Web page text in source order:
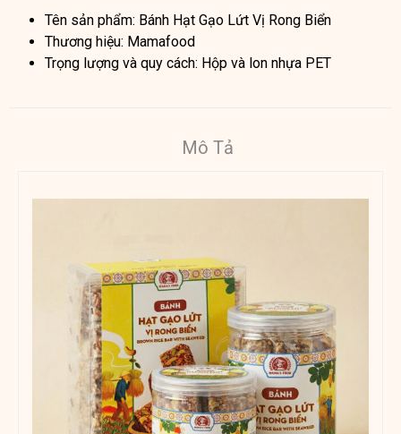
Tên sản phẩm: Bánh Hạt Gạo Lứt Vị Rong Biển
Thương hiệu: Mamafood
Trọng lượng và quy cách: Hộp và lon nhựa PET
Mô Tả